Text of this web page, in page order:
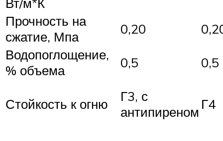
Прочность на
сжатие, Мпа
0,20
Водопоглощение,
% объема
0,5 0,5
Стойкость к огню
Г3, с
антипиреном Г4